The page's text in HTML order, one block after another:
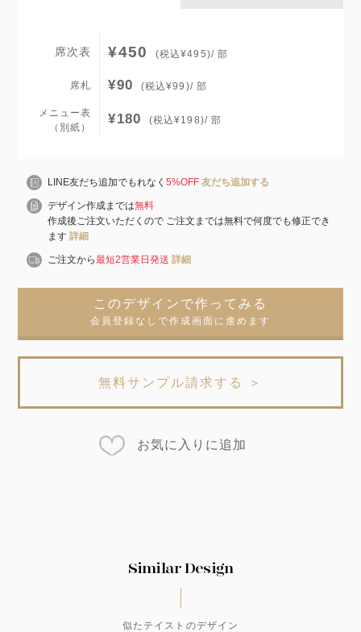
席次表 ¥450 (税込¥495)/ 部
席札 ¥90 (税込¥99)/ 部
メニュー表
（別紙）
¥180 (税込¥198)/ 部
LINE友だち追加でもれなく5%OFF 友だち追加する
デザイン作成までは無料
作成後ご注文いただくので ご注文までは無料で何度でも修正でき
ます詳細
ご注文から最短2営業日発送 詳細
このデザインで作ってみる
会員登録なしで作成画面に進めます
無料サンプル請求する ＞
お気に入りに追加
Similar Design
似たテイストのデザイン